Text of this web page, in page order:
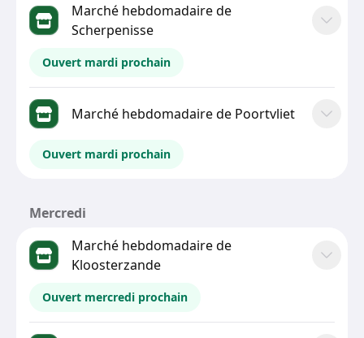
Marché hebdomadaire de
Scherpenisse
Ouvert mardi prochain
Marché hebdomadaire de Poortvliet
Ouvert mardi prochain
Mercredi
Marché hebdomadaire de
Kloosterzande
Ouvert mercredi prochain